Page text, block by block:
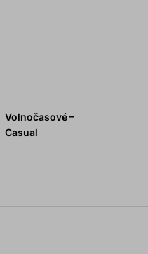
Volnočasové –
Casual